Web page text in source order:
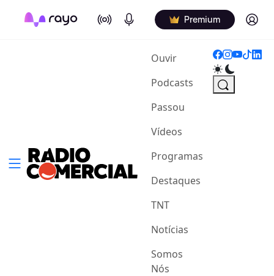
On Air Podcasts Premium Log in
Ouvir(current)
Podcasts
Passou
Vídeos
Programas
Destaques
TNT
Notícias
Somos
Nós